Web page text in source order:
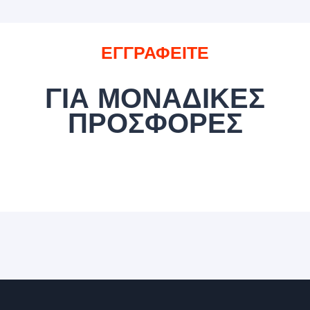
ΕΓΓΡΑΦΕΙΤΕ
ΓΙΑ ΜΟΝΑΔΙΚΕΣ
ΠΡΟΣΦΟΡΕΣ